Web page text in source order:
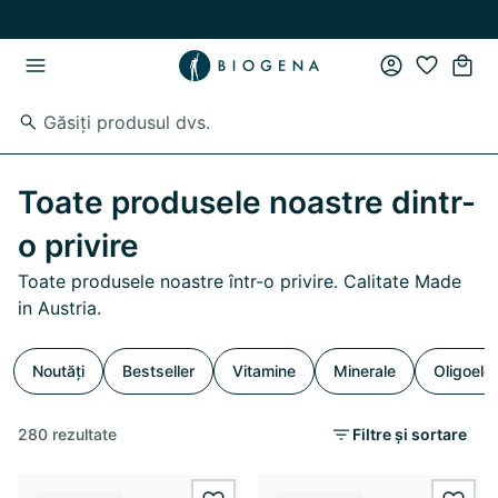
Toate produsele noastre dintr-
o privire
Toate produsele noastre într-o privire. Calitate Made
in Austria.
Noutăți Bestseller Vitamine Minerale
280 rezultate Filtre și sortare